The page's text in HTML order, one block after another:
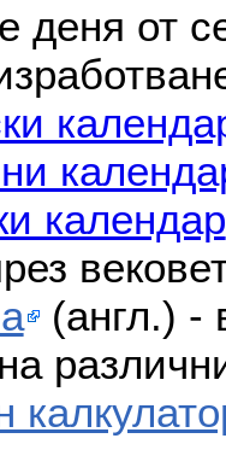
деня от
календар
(англ.) -